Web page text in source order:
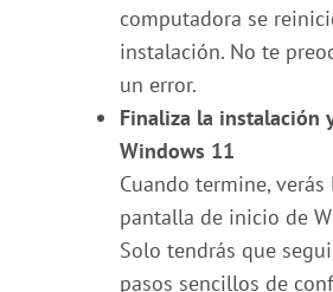
computadora se
instalación. No te
un error.
Finaliza la instalación
Windows 11
Cuando termine, verás
pantalla de inicio de
Solo tendrás que
pasos sencillos de